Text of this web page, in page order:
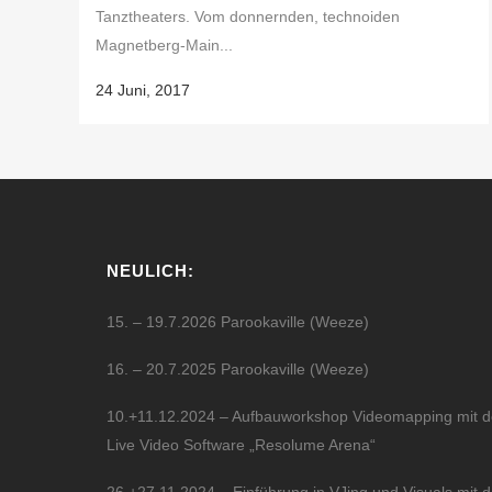
Tanztheaters. Vom donnernden, technoiden
Magnetberg-Main...
24 Juni, 2017
NEULICH:
15. – 19.7.2026 Parookaville (Weeze)
16. – 20.7.2025 Parookaville (Weeze)
10.+11.12.2024 – Aufbauworkshop Videomapping mit
Live Video Software „Resolume Arena“